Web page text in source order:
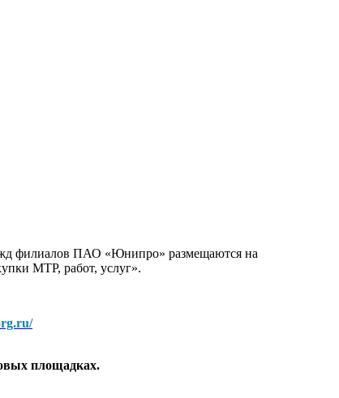
филиалов ПАО «Юнипро» размещаются на
МТР, работ, услуг».
площадках.